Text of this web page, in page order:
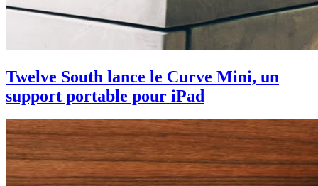
Twelve South lance le Curve Mini, un
support portable pour iPad